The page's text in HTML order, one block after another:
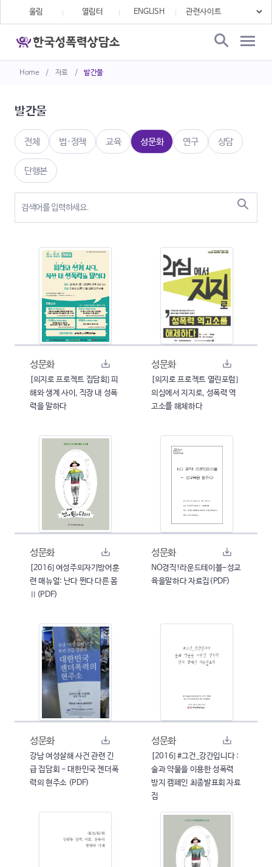
Home / 자료 / 발간물
울림 열림터 ENGLISH
발간물
전체 법·정책 교육 성문화 연구 상담
단행본
성문화
[의지로 프로젝트 집담회] 피
해와 생계 사이, 직장 내 성폭
력을 말하다
성문화
[의지로 프로젝트 열린포럼]
의심에서 지지로, 성폭력 역
고소를 해체하다
성문화
[2016] 여성주의자기방어훈
련 매뉴얼: 난다 뛴다 다른 몸
Ⅱ(PDF)
성문화
NO경직!라운드테이블-성교
육을말하다 자료집(PDF)
성문화
강남 여성살해 사건 관련 긴
급 집담회 - 대한민국 젠더폭
력의 현주소 (PDF)
성문화
[2016] #그건_강간입니다 :
술과 약물을 이용한 성폭력
방지 캠페인 최종발표회 자료
집